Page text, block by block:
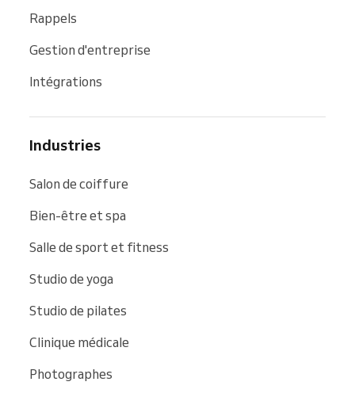
Rappels
Gestion d'entreprise
Intégrations
Industries
Salon de coiffure
Bien-être et spa
Salle de sport et fitness
Studio de yoga
Studio de pilates
Clinique médicale
Photographes